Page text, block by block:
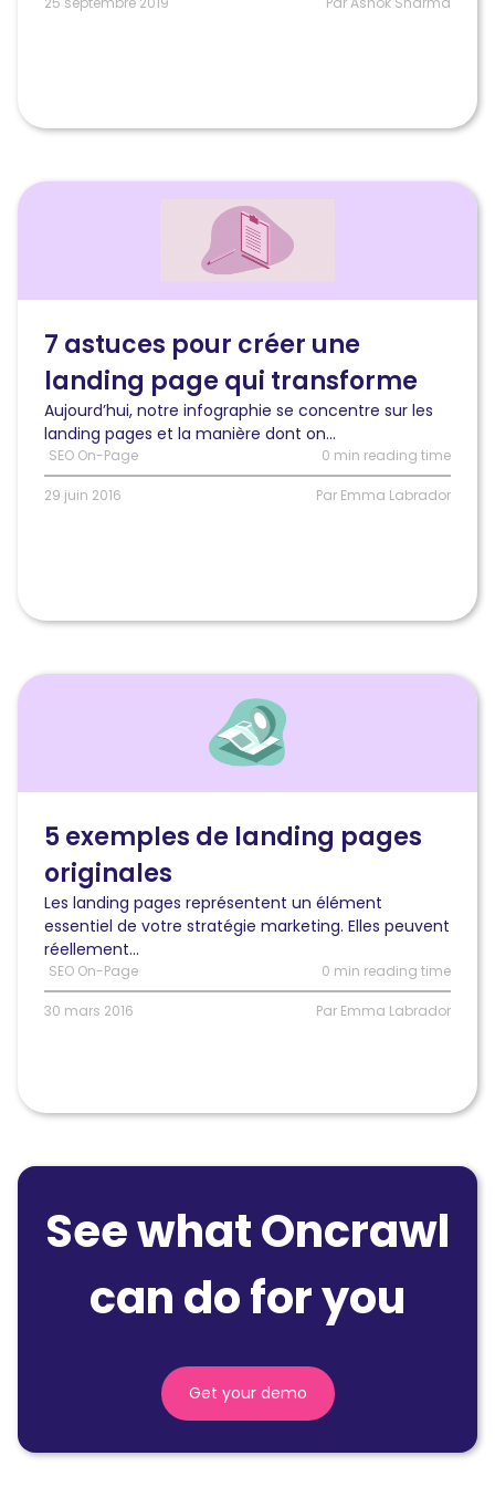
Lire
une
landing
page
transforme
7 astuces pour créer une
landing page qui transforme
Aujourd’hui, notre infographie se concentre sur les
landing pages et la manière dont on...
SEO On-Page 0 min reading time
29 juin 2016 Par Emma Labrador
Lire
pages
originales
5 exemples de landing pages
originales
Les landing pages représentent un élément
essentiel de votre stratégie marketing. Elles peuvent
réellement...
SEO On-Page 0 min reading time
30 mars 2016 Par Emma Labrador
See what Oncrawl
can do for you
Get your demo